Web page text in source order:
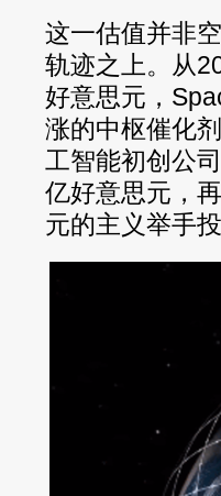
这一估值并非
轨迹之上。从
好意思元，
涨的中枢催化
工智能初创公
亿好意思元，
元的主义举手投